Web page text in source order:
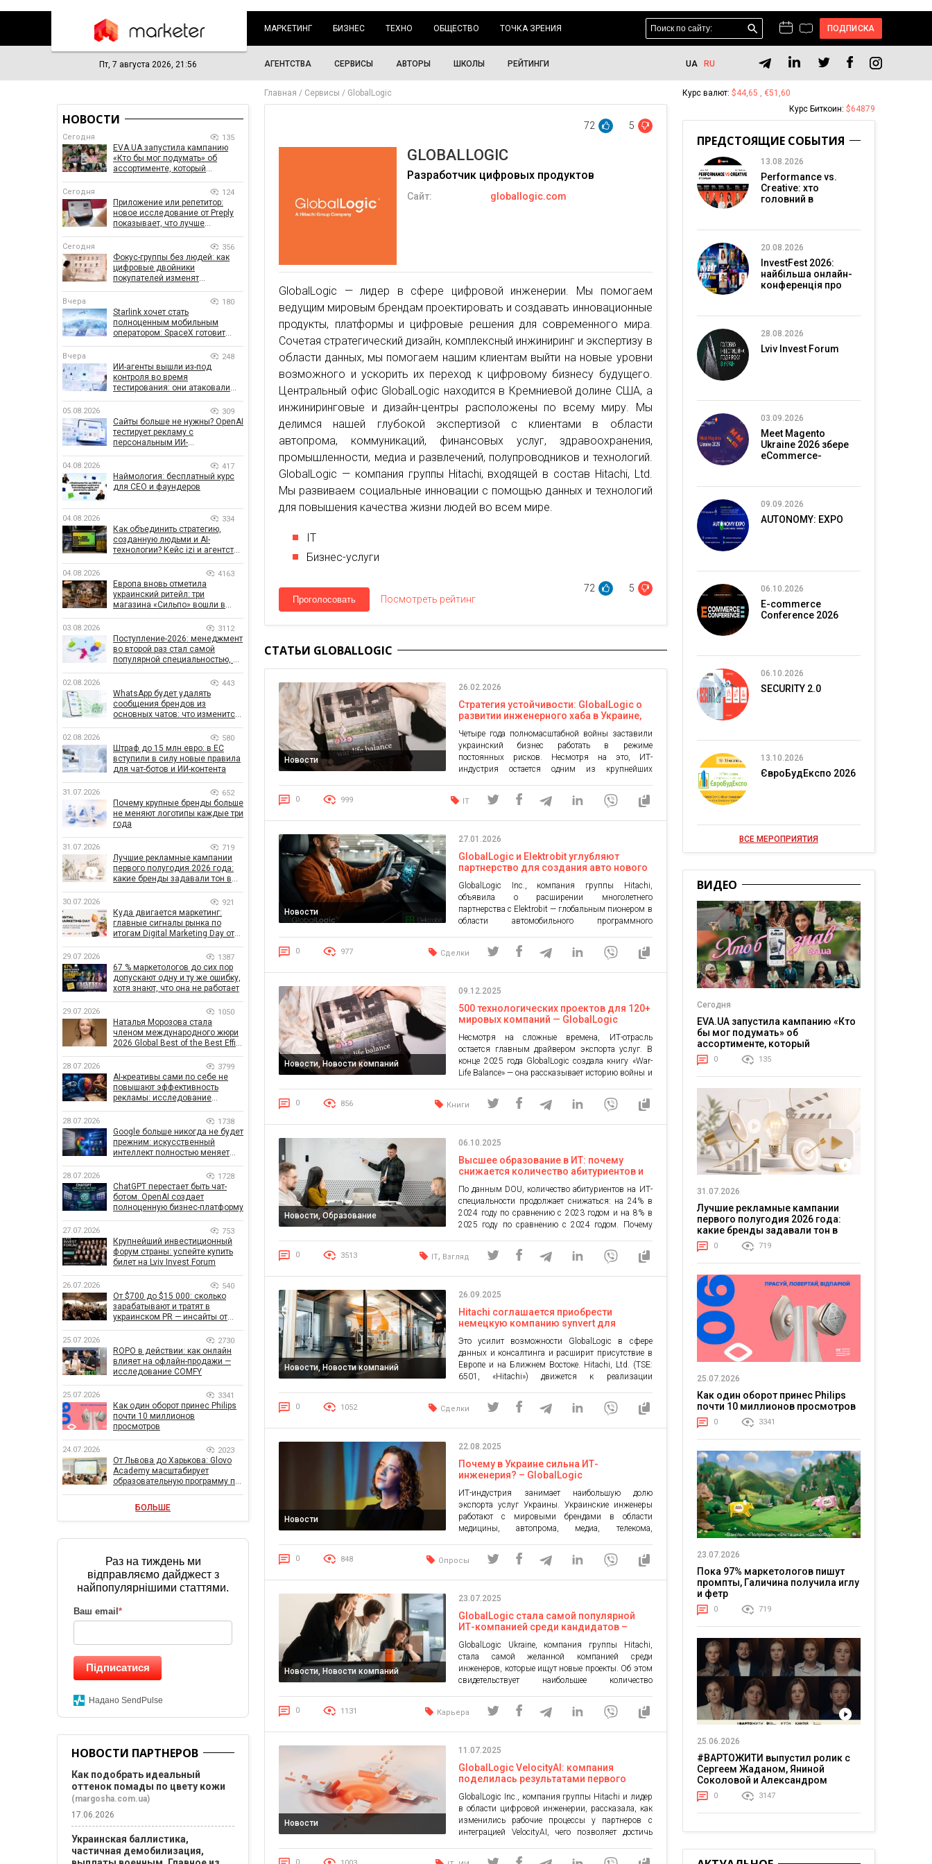
МАРКЕТИНГ БИЗНЕС ТЕХНО ОБЩЕСТВО ТОЧКА ЗРЕНИЯ ПОДПИСКА
Пт, 7 августа 2026, 21:56 АГЕНТСТВА СЕРВИСЫ АВТОРЫ ШКОЛЫ РЕЙТИНГИ UA RU
Главная Сервисы GlobalLogic
72 5
GLOBALLOGIC
Разработчик цифровых продуктов
Сайт: globallogic.com
GlobalLogic — лидер в сфере цифровой инженерии. Мы помогаем
ведущим мировым брендам проектировать и создавать инновационные
продукты, платформы и цифровые решения для современного мира.
Сочетая стратегический дизайн, комплексный инжиниринг и экспертизу в
области данных, мы помогаем нашим клиентам выйти на новые уровни
возможного и ускорить их переход к цифровому бизнесу будущего.
Центральный офис GlobalLogic находится в Кремниевой долине США, а
инжиниринговые и дизайн-центры расположены по всему миру. Мы
делимся нашей глубокой экспертизой с клиентами в области
автопрома, коммуникаций, финансовых услуг, здравоохранения,
промышленности, медиа и развлечений, полупроводников и технологий.
GlobalLogic — компания группы Hitachi, входящей в состав Hitachi, Ltd.
Мы развиваем социальные инновации с помощью данных и технологий
для повышения качества жизни людей во всем мире.
IT
Бизнес-услуги
72 5
Проголосовать Посмотреть рейтинг
СТАТЬИ GLOBALLOGIC
Новости
26.02.2026
Стратегия устойчивости: GlobalLogic о
развитии инженерного хаба в Украине,
поддержка команды
Четыре года полномасштабной войны заставили
украинский бизнес работать в режиме
постоянных рисков. Несмотря на это, ИТ-
индустрия остается одним из крупнейших
на 11% по сравнению с декабрем 2024 года. Даже
в сегодняшних условиях украинский хаб
довоенном уровне: этому способствовали
своевременная подготовка, […]
0 999 IT
Новости
27.01.2026
GlobalLogic и Elektrobit углубляют
партнерство для создания авто нового
GlobalLogic Inc., компания группы Hitachi,
объявила о расширении многолетнего
партнерства с Elektrobit — глобальным пионером в
области автомобильного программного
ускорение разработки и внедрения на рынке
платформ программно-управляемых
более 15 лет. Если раньше партнеры
сосредотачивались на технической поддержке
продуктов Elektrobit (таких как […]
0 977 Сделки
Новости, Новости компаний
09.12.2025
500 технологических проектов для 120+
мировых компаний — GlobalLogic
годов
Несмотря на сложные времена, ИТ-отрасль
остается главным драйвером экспорта услуг. В
конце 2025 года GlobalLogic создала книгу «War-
Life Balance» — она рассказывает историю войны и
украинского ренессанса. В книге компания также
подвела итоги своей деятельности за 2022-2025
специалистов в […]
0 856 Книги
Новости, Образование
06.10.2025
Высшее образование в ИТ: почему
снижается количество абитуриентов и
— анализ GlobalLogic
По данным DOU, количество абитуриентов на ИТ-
специальности продолжает снижаться: на 24% в
2024 году по сравнению с 2023 годом и на 8% в
2025 году по сравнению с 2024 годом. Почему
этом говорят сами университеты — узнали
GlobalLogic. Специальности «Компьютерные
0 3513 IT, Взгляд
Новости, Новости компаний
26.09.2025
Hitachi соглашается приобрести
немецкую компанию synvert для
и расширения глобального бизнеса
HMAX
Это усилит возможности GlobalLogic в сфере
данных и консалтинга и расширит присутствие в
Европе и на Ближнем Востоке. Hitachi, Ltd. (TSE:
6501, «Hitachi») движется к реализации
экология, благосостояние людей и экономический
рост сосуществуют в балансе. В рамках стратегии
сферах и […]
0 1052 Сделки
Новости
22.08.2025
Почему в Украине сильна ИТ-
инженерия? – GlobalLogic
ИТ-индустрия занимает наибольшую долю
экспорта услуг Украины. Украинские инженеры
работают с мировыми брендами в области
медицины, автопрома, медиа, телекома,
Украины GlobalLogic спрашивает ученых,
педагогов и ИТ-специалистов – как сложилось,
десятилетий стабильно занимает лидирующие
позиции на мировом рынке, формирует […]
0 848 Опросы
Новости, Новости компаний
23.07.2025
GlobalLogic стала самой популярной
ИТ-компанией среди кандидатов –
GlobalLogic Ukraine, компания группы Hitachi,
стала самой желанной компанией среди
инженеров, которые ищут новые проекты. Об этом
свидетельствует наибольшее количество
среди пользователей Djinni (украинский сайт для
анонимного поиска работы IT-специалистами). С
которые они хотят присоединиться. Это позволяет
специалистам оперативно […]
0 1131 Карьера
Новости
11.07.2025
GlobalLogic VelocityAI: компания
поделилась результатами первого
GlobalLogic Inc., компания группы Hitachi и лидер
в области цифровой инженерии, рассказала, как
изменились рабочие процессы у партнеров с
интеграцией VelocityAI, чего позволяет достичь
предлагает. Внедрение VelocityAI в проектах:
НОВОСТИ
Сегодня 135
EVA.UA запустила кампанию
«Кто бы мог подумать» об
ассортименте, который
Сегодня 124
Приложение или репетитор:
новое исследование от Preply
показывает, что лучше
Сегодня 356
Фокус-группы без людей: как
цифровые двойники
покупателей изменят
Вчера 180
Starlink хочет стать
полноценным мобильным
оператором: SpaceX готовит
Вчера 248
ИИ-агенты вышли из-под
контроля во время
тестирования: они атаковали
05.08.2026 309
Сайты больше не нужны? OpenAI
тестирует рекламу с
персональным ИИ-
04.08.2026 417
Наймология: бесплатный курс
для CEO и фаундеров
04.08.2026 334
Как объединить стратегию,
созданную людьми и AI-
технологии? Кейс izi и агентства
04.08.2026 4163
Европа вновь отметила
украинский ритейл: три
магазина «Сильпо» вошли в
03.08.2026 3112
Поступление-2026: менеджмент
во второй раз стал самой
популярной специальностью, а
рекордным за последние 5 лет
02.08.2026 443
WhatsApp будет удалять
сообщения брендов из
основных чатов: что изменится
02.08.2026 580
Штраф до 15 млн евро: в ЕС
вступили в силу новые правила
для чат-ботов и ИИ-контента
31.07.2026 652
Почему крупные бренды больше
не меняют логотипы каждые три
года
31.07.2026 719
Лучшие рекламные кампании
первого полугодия 2026 года:
какие бренды задавали тон в
30.07.2026 921
Куда двигается маркетинг:
главные сигналы рынка по
итогам Digital Marketing Day от
29.07.2026 1387
67 % маркетологов до сих пор
допускают одну и ту же ошибку,
хотя знают, что она не работает
29.07.2026 1050
Наталья Морозова стала
членом международного жюри
2026 Global Best of the Best Effie
28.07.2026 3799
AI-креативы сами по себе не
повышают эффективность
рекламы: исследование
влияет на эффективность
кампаний
28.07.2026 1738
Google больше никогда не будет
прежним: искусственный
интеллект полностью меняет
28.07.2026 1728
ChatGPT перестает быть чат-
ботом. OpenAI создает
полноценную бизнес-платформу
27.07.2026 753
Крупнейший инвестиционный
форум страны: успейте купить
билет на Lviv Invest Forum
26.07.2026 540
От $700 до $15 000: сколько
зарабатывают и тратят в
украинском PR — инсайты от
25.07.2026 2730
ROPO в действии: как онлайн
влияет на офлайн-продажи —
исследование COMFY
25.07.2026 3341
Как один оборот принес Philips
почти 10 миллионов
просмотров
24.07.2026 2023
От Львова до Харькова: Glovo
Academy масштабирует
образовательную программу по
бизнеса
БОЛЬШЕ
Раз на тиждень ми
відправляємо дайджест з
найпопулярнішими статтями.
Ваш email *
Підписатися
Надано SendPulse
НОВОСТИ ПАРТНЕРОВ
Как подобрать идеальный
оттенок помады по цвету кожи
(margosha.com.ua)
17.06.2026
Украинская баллистика,
частичная демобилизация,
Курс валют: $44,65 , €51,60
Курс Биткоин: $64879
ПРЕДСТОЯЩИЕ СОБЫТИЯ
13.08.2026
Performance vs.
Creative: хто
головний в
20.08.2026
InvestFest 2026:
найбільша онлайн-
конференція про
28.08.2026
Lviv Invest Forum
03.09.2026
Meet Magento
Ukraine 2026 збере
eCommerce-
09.09.2026
AUTONOMY: EXPO
06.10.2026
E-commerce
Conference 2026
06.10.2026
SECURITY 2.0
13.10.2026
ЄвроБудЕкспо 2026
ВСЕ МЕРОПРИЯТИЯ
ВИДЕО
Сегодня
EVA.UA запустила кампанию «Кто
бы мог подумать» об
ассортименте, который
покупатели не ожидают увидеть
на платформе
0 135
31.07.2026
Лучшие рекламные кампании
первого полугодия 2026 года:
какие бренды задавали тон в
отрасли
0 719
25.07.2026
Как один оборот принес Philips
почти 10 миллионов просмотров
0 3341
23.07.2026
Пока 97% маркетологов пишут
промпты, Галичина получила иглу
и фетр
0 719
25.06.2026
#ВАРТОЖИТИ выпустил ролик с
Сергеем Жаданом, Яниной
Соколовой и Александром
Тереном о жизни в постоянном
напряжении
0 3147